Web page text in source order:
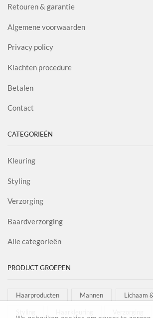
Retouren & garantie
Algemene voorwaarden
Privacy policy
Klachten procedure
Betalen
Contact
CATEGORIEËN
Kleuring
Styling
Verzorging
Baardverzorging
Alle categorieën
PRODUCT GROEPEN
Haarproducten Mannen Lichaam